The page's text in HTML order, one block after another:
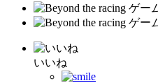
いいね